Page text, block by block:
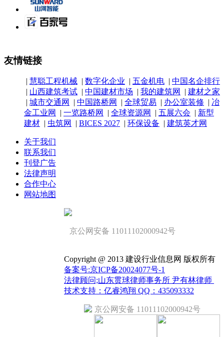
友情链接
| 慧聪工程机械 | 数字化企业 | 五金机电 | 中国名企排行
| 山西建筑考试 | 中国建材市场 | 我的建筑网 | 建材之家
| 城市交通网 | 中国路桥网 | 全球贸易 | 办公室装修 | 冶
金工业网
| 一览路桥网 | 全球资源网 | 五展六会 | 新型
建材 | 虫筑网 | BICES 2027 | 环保设备 | 建筑英才网
关于我们
联系我们
刊登广告
法律声明
合作中心
网站地图
京公网安备 11011102000942号
Copyright @ 2013 建设行业信息网 版权所有
备案号:京ICP备20024077号-1
法律顾问;山东贯球律师事务所 尹有林律师
技术支持：亿睿鸿翔 QQ：435093332
京公网安备 11011102000942号